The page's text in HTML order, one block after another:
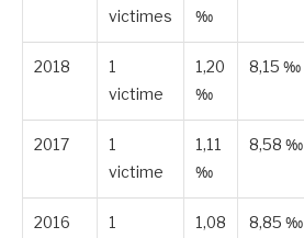
victimes
‰
2018
1
victime
1,20
‰
8,15 ‰
2017
1
victime
1,11
‰
8,58 ‰
2016
1
1,08
8,85 ‰